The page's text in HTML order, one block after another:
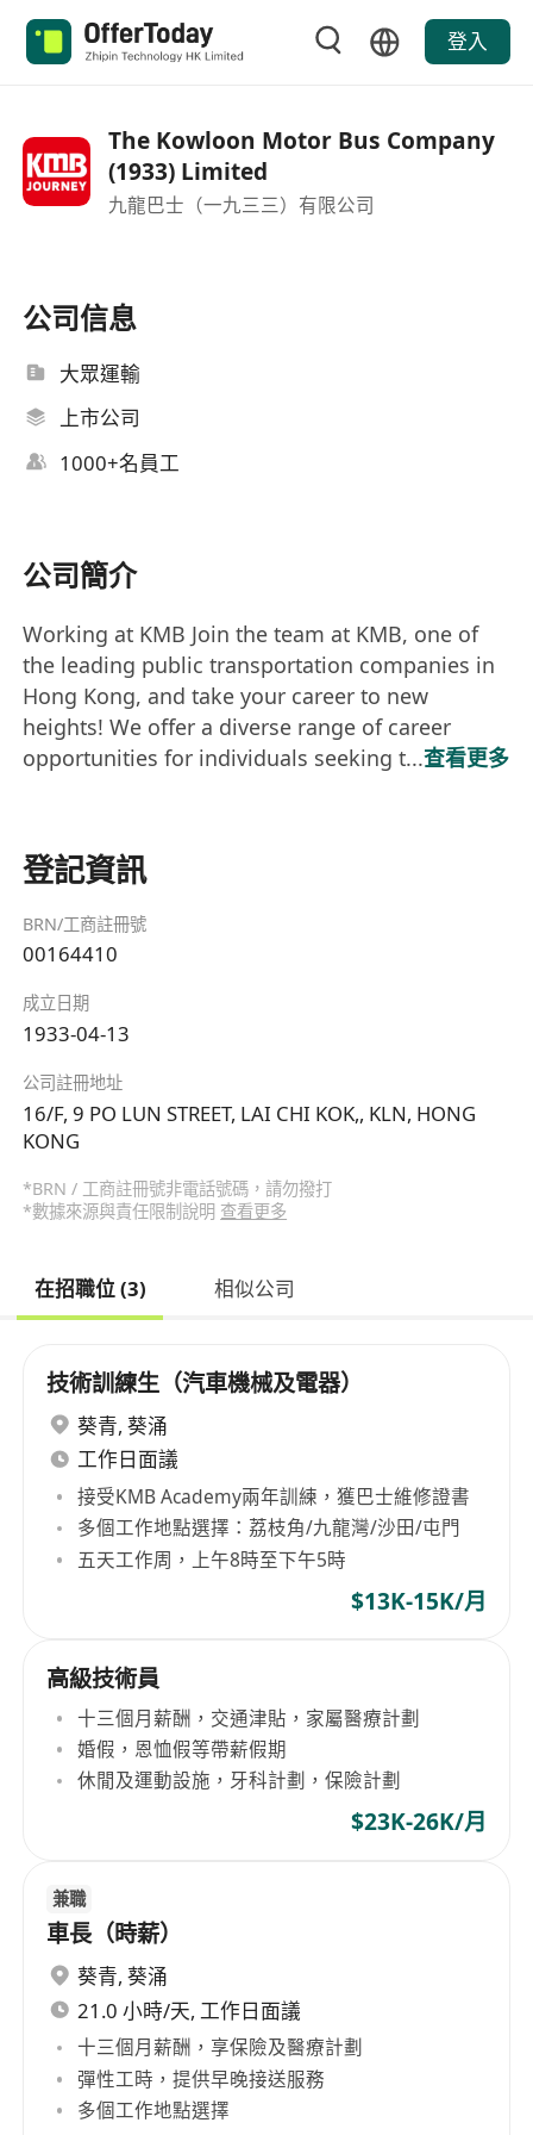
登入
The Kowloon Motor Bus Company
(1933) Limited
九龍巴士（一九三三）有限公司
公司信息
大眾運輸
上市公司
1000+名員工
公司簡介
Working at KMB Join the team at KMB, one of
the leading public transportation companies in
Hong Kong, and take your career to new
heights! We offer a diverse range of career
opportunities for individuals seeking t...查看更多
登記資訊
BRN/工商註冊號
00164410
成立日期
1933-04-13
公司註冊地址
16/F, 9 PO LUN STREET, LAI CHI KOK,, KLN, HONG
KONG
*BRN / 工商註冊號非電話號碼，請勿撥打
*數據來源與責任限制說明 查看更多
在招職位 (3) 相似公司
技術訓練生（汽車機械及電器）
葵青, 葵涌
工作日面議
接受KMB Academy兩年訓練，獲巴士維修證書
多個工作地點選擇：荔枝角/九龍灣/沙田/屯門
五天工作周，上午8時至下午5時
$13K-15K/月
高級技術員
十三個月薪酬，交通津貼，家屬醫療計劃
婚假，恩恤假等帶薪假期
休閒及運動設施，牙科計劃，保險計劃
$23K-26K/月
兼職
車長（時薪）
葵青, 葵涌
21.0 小時/天, 工作日面議
十三個月薪酬，享保險及醫療計劃
彈性工時，提供早晚接送服務
多個工作地點選擇